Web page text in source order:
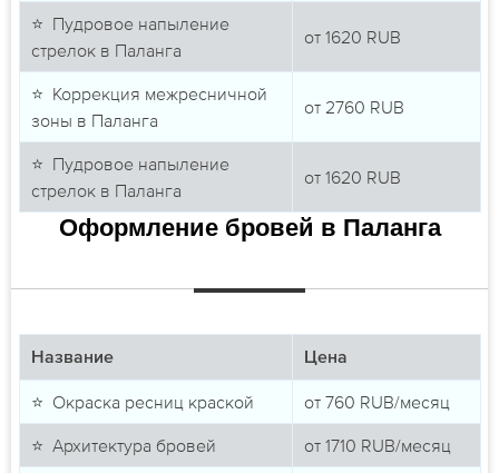
⭐ Пудровое напыление
стрелок в Паланга
от 1620 RUB
⭐ Коррекция межресничной
зоны в Паланга
от 2760 RUB
⭐ Пудровое напыление
стрелок в Паланга
от 1620 RUB
Оформление бровей в Паланга
Название Цена
⭐ Окраска ресниц краской от 760 RUB/месяц
⭐ Архитектура бровей от 1710 RUB/месяц